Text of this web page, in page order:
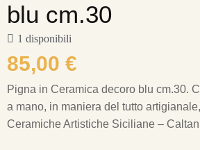
blu cm.30
1 disponibili
85,00 €
Pigna in Ceramica decoro blu cm.30.
a mano, in maniera del tutto
Ceramiche Artistiche Siciliane –